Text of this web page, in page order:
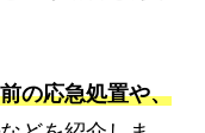
の応急処置や、